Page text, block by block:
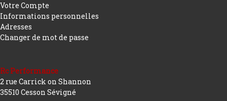
Votre Compte
Informations personnelles
Adresses
Changer de mot de passe
Rc Performance
2 rue Carrick on Shannon
35510 Cesson Sévigné